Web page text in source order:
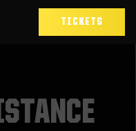
TICKETS